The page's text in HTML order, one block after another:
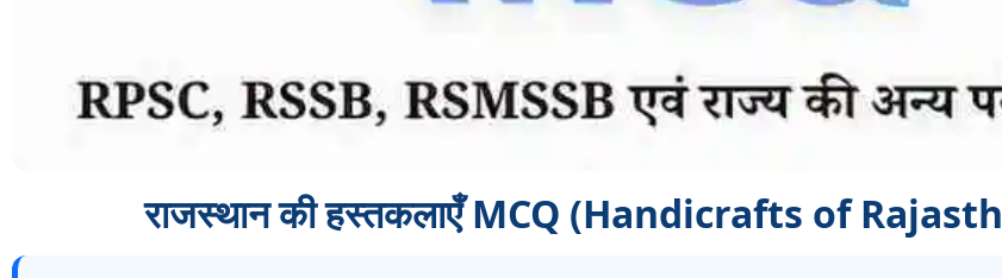
राजस्थान की हस्तकलाएँ MCQ (Handicrafts of